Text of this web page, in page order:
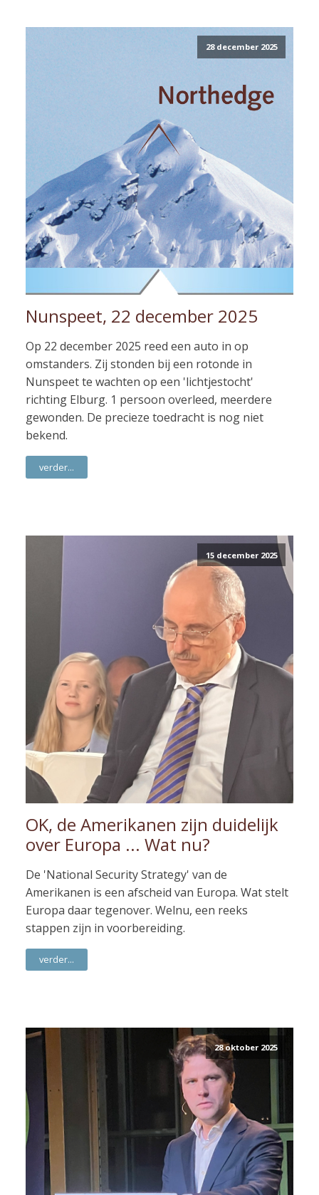
28 december 2025
Nunspeet, 22 december 2025
Op 22 december 2025 reed een auto in op
omstanders. Zij stonden bij een rotonde in
Nunspeet te wachten op een 'lichtjestocht'
richting Elburg. 1 persoon overleed, meerdere
gewonden. De precieze toedracht is nog niet
bekend.
verder...
15 december 2025
OK, de Amerikanen zijn duidelijk
over Europa ... Wat nu?
De 'National Security Strategy' van de
Amerikanen is een afscheid van Europa. Wat stelt
Europa daar tegenover. Welnu, een reeks
stappen zijn in voorbereiding.
verder...
28 oktober 2025